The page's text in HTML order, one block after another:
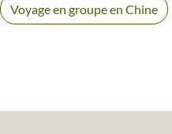
Voyage en groupe en Chine